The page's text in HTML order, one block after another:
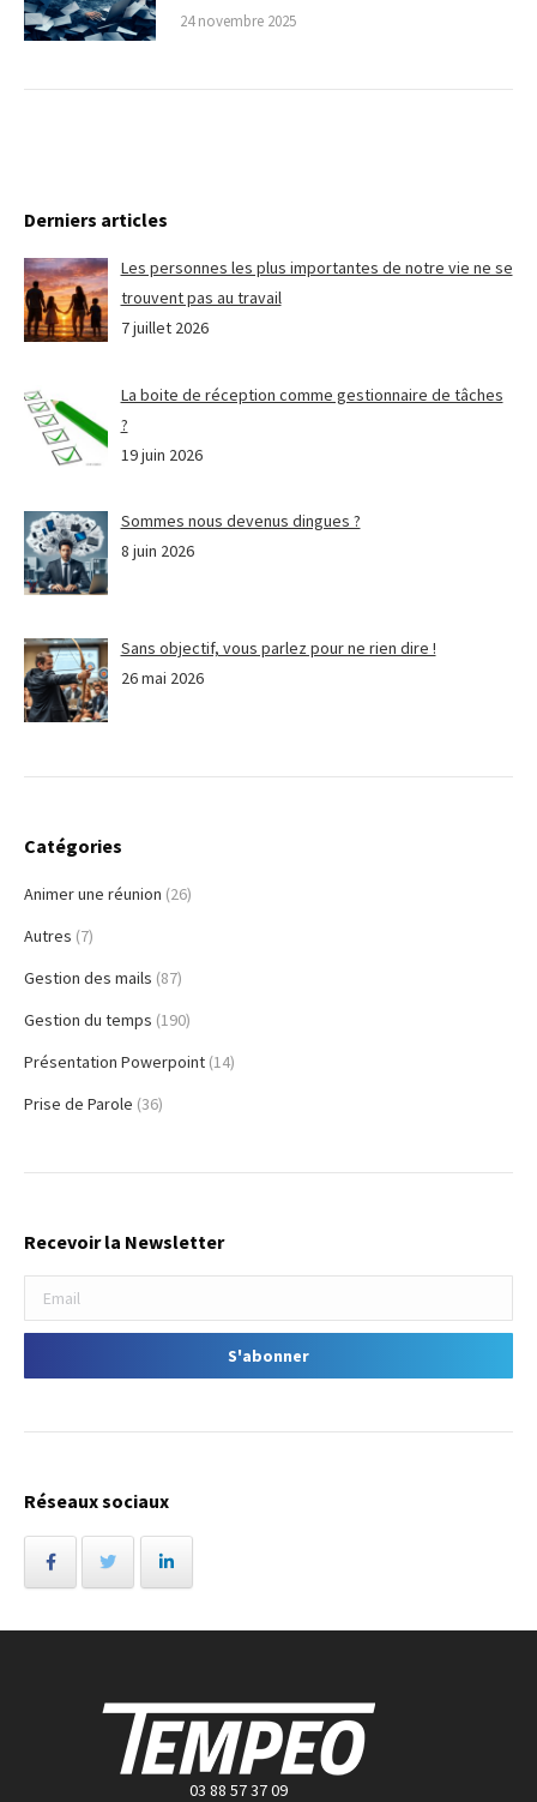
24 novembre 2025
Derniers articles
Les personnes les plus importantes de notre vie ne se
trouvent pas au travail
7 juillet 2026
La boite de réception comme gestionnaire de tâches
?
19 juin 2026
Sommes nous devenus dingues ?
8 juin 2026
Sans objectif, vous parlez pour ne rien dire !
26 mai 2026
Catégories
Animer une réunion (26)
Autres (7)
Gestion des mails (87)
Gestion du temps (190)
Présentation Powerpoint (14)
Prise de Parole (36)
Recevoir la Newsletter
Réseaux sociaux
03 88 57 37 09